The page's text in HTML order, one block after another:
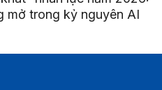
mở trong kỷ nguyên AI